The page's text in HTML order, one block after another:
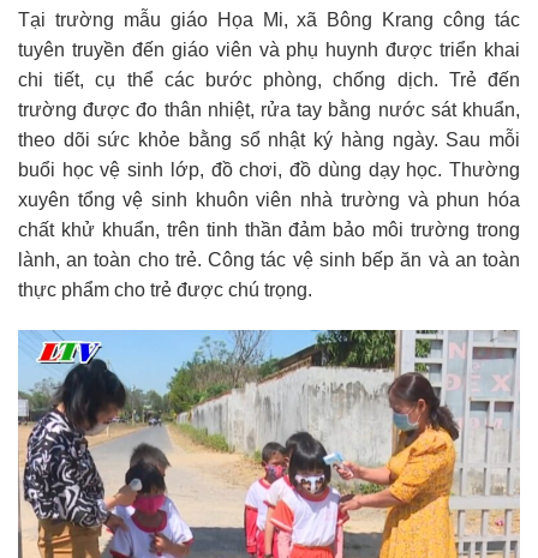
Tại trường mẫu giáo Họa Mi, xã Bông Krang công tác
tuyên truyền đến giáo viên và phụ huynh được triển khai
chi tiết, cụ thể các bước phòng, chống dịch. Trẻ đến
trường được đo thân nhiệt, rửa tay bằng nước sát khuẩn,
theo dõi sức khỏe bằng sổ nhật ký hàng ngày. Sau mỗi
buổi học vệ sinh lớp, đồ chơi, đồ dùng dạy học. Thường
xuyên tổng vệ sinh khuôn viên nhà trường và phun hóa
chất khử khuẩn, trên tinh thần đảm bảo môi trường trong
lành, an toàn cho trẻ. Công tác vệ sinh bếp ăn và an toàn
thực phẩm cho trẻ được chú trọng.